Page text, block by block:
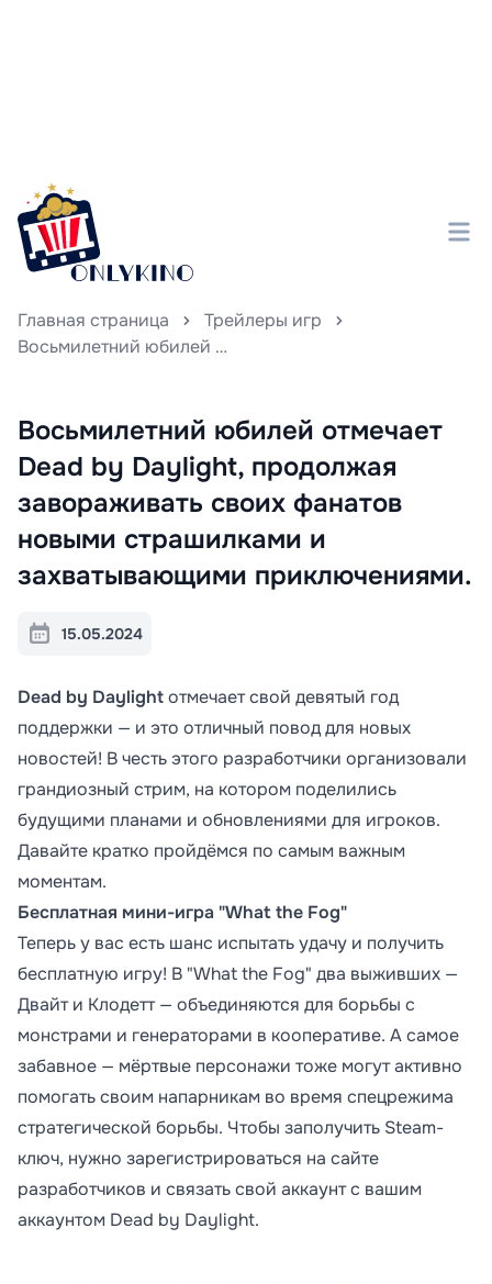
Главная страница
Трейлеры игр
Восьмилетний юбилей отмечает Dead by Daylight, продолжая завораживать своих фанатов новыми страшилками и захватывающими приключениями.
Восьмилетний юбилей отмечает
Dead by Daylight, продолжая
завораживать своих фанатов
новыми страшилками и
захватывающими приключениями.
15.05.2024
Dead by Daylightотмечает свой девятый год
поддержки — и это отличный повод для новых
новостей! В честь этого разработчики организовали
грандиозный стрим, на котором поделились
будущими планами и обновлениями для игроков.
Давайте кратко пройдёмся по самым важным
моментам.
Бесплатная мини-игра "What the Fog"
Теперь у вас есть шанс испытать удачу и получить
бесплатную игру! В "What the Fog" два выживших —
Двайт и Клодетт — объединяются для борьбы с
монстрами и генераторами в кооперативе. А самое
забавное — мёртвые персонажи тоже могут активно
помогать своим напарникам во время спецрежима
стратегической борьбы. Чтобы заполучить Steam-
ключ, нужно зарегистрироваться на сайте
разработчиков и связать свой аккаунт с вашим
аккаунтом Dead by Daylight.